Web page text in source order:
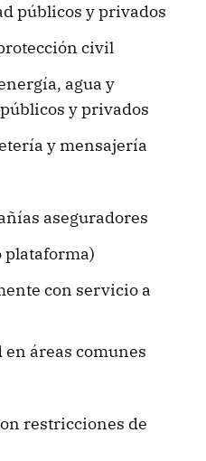
públicos y privados
civil
agua y
y privados
y mensajería
aseguradores
plataforma)
con servicio a
áreas comunes
restricciones de